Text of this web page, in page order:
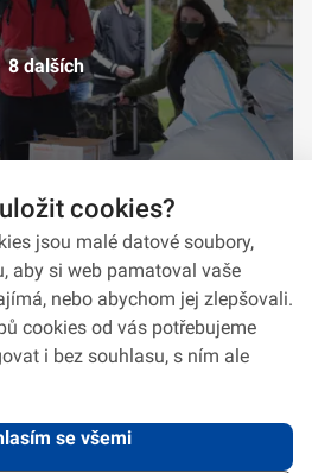
8 dalších
cookies?
jsou malé datové soubory,
aby si web pamatoval vaše
nebo abychom jej zlepšovali.
cookies od vás potřebujeme
i bez souhlasu, s ním ale
se všemi